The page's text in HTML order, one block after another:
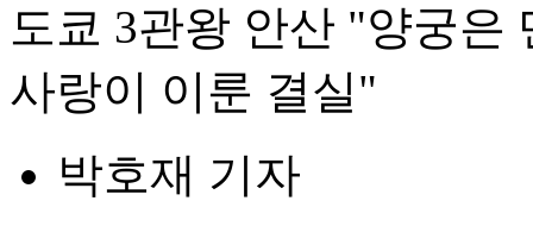
도쿄 3관왕 안산 "양궁은
사랑이 이룬 결실"
박호재 기자